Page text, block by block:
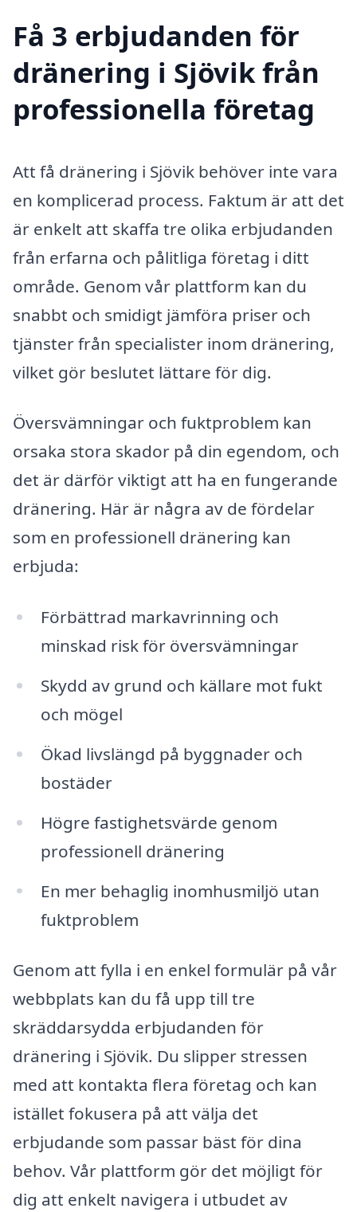
Få 3 erbjudanden för
dränering i Sjövik från
professionella företag
Att få dränering i Sjövik behöver inte vara
en komplicerad process. Faktum är att det
är enkelt att skaffa tre olika erbjudanden
från erfarna och pålitliga företag i ditt
område. Genom vår plattform kan du
snabbt och smidigt jämföra priser och
tjänster från specialister inom dränering,
vilket gör beslutet lättare för dig.
Översvämningar och fuktproblem kan
orsaka stora skador på din egendom, och
det är därför viktigt att ha en fungerande
dränering. Här är några av de fördelar
som en professionell dränering kan
erbjuda:
Förbättrad markavrinning och
minskad risk för översvämningar
Skydd av grund och källare mot fukt
och mögel
Ökad livslängd på byggnader och
bostäder
Högre fastighetsvärde genom
professionell dränering
En mer behaglig inomhusmiljö utan
fuktproblem
Genom att fylla i en enkel formulär på vår
webbplats kan du få upp till tre
skräddarsydda erbjudanden för
dränering i Sjövik. Du slipper stressen
med att kontakta flera företag och kan
istället fokusera på att välja det
erbjudande som passar bäst för dina
behov. Vår plattform gör det möjligt för
dig att enkelt navigera i utbudet av